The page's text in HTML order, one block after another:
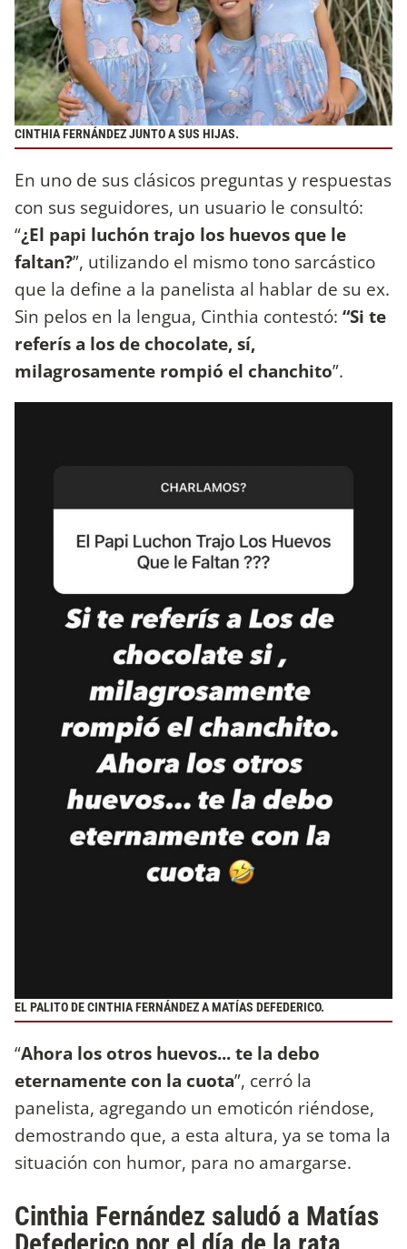
CINTHIA FERNÁNDEZ JUNTO A SUS HIJAS.
En uno de sus clásicos preguntas y respuestas
con sus seguidores, un usuario le consultó:
“¿El papi luchón trajo los huevos que le
faltan?”, utilizando el mismo tono sarcástico
que la define a la panelista al hablar de su ex.
Sin pelos en la lengua, Cinthia contestó: “Si te
referís a los de chocolate, sí,
milagrosamente rompió el chanchito”.
EL PALITO DE CINTHIA FERNÁNDEZ A MATÍAS DEFEDERICO.
“Ahora los otros huevos... te la debo
eternamente con la cuota”, cerró la
panelista, agregando un emoticón riéndose,
demostrando que, a esta altura, ya se toma la
situación con humor, para no amargarse.
Cinthia Fernández saludó a Matías